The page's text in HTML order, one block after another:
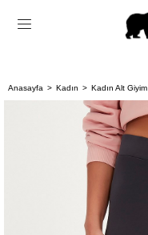
Anasayfa Kadın Kadın Alt Giyim